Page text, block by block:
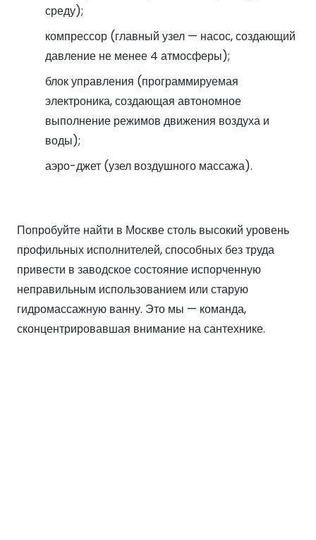
среду);
компрессор (главный узел — насос, создающий
давление не менее 4 атмосферы);
блок управления (программируемая
электроника, создающая автономное
выполнение режимов движения воздуха и
воды);
аэро-джет (узел воздушного массажа).
Попробуйте найти в Москве столь высокий уровень
профильных исполнителей, способных без труда
привести в заводское состояние испорченную
неправильным использованием или старую
гидромассажную ванну. Это мы — команда,
сконцентрировавшая внимание на сантехнике.